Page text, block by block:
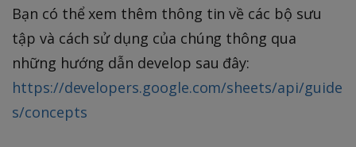
Bạn có thể xem thêm thông tin về các bộ sưu
tập và cách sử dụng của chúng thông qua
những hướng dẫn develop sau đây:
https://developers.google.com/sheets/api/guide
s/concepts